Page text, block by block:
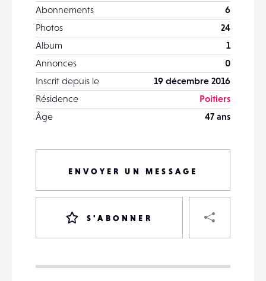
Abonnements
6
Photos
24
Album
1
Annonces
0
Inscrit depuis le
19 décembre 2016
Résidence
Poitiers
Âge
47 ans
ENVOYER UN MESSAGE
S'ABONNER